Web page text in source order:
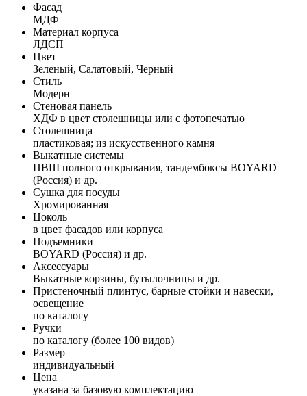
Фасад
МДФ
Материал корпуса
ЛДСП
Цвет
Зеленый, Салатовый, Черный
Стиль
Модерн
Стеновая панель
ХДФ в цвет столешницы или с фотопечатью
Столешница
пластиковая; из искусственного камня
Выкатные системы
ПВШ полного открывания, тандембоксы BOYARD
(Россия) и др.
Сушка для посуды
Хромированная
Цоколь
в цвет фасадов или корпуса
Подъемники
BOYARD (Россия) и др.
Аксессуары
Выкатные корзины, бутылочницы и др.
Пристеночный плинтус, барные стойки и навески,
освещение
по каталогу
Ручки
по каталогу (более 100 видов)
Размер
индивидуальный
Цена
указана за базовую комплектацию